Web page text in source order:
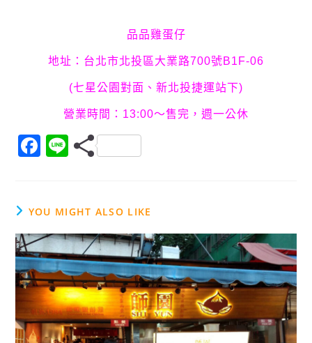
品品雞蛋仔
地址：台北市北投區大業路700號B1F-06
(七星公園對面、新北投捷運站下)
營業時間：13:00～售完，週一公休
F
e
b
o
o
k
Li
YOU MIGHT ALSO LIKE